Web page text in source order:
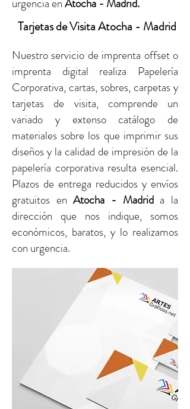
urgencia enAtocha - Madrid.
Tarjetas de Visita Atocha - Madrid
Nuestro servicio de imprenta offset o
imprenta digital realiza Papelería
Corporativa, cartas, sobres, carpetas y
tarjetas de visita, comprende un
variado y extenso catálogo de
materiales sobre los que imprimir sus
diseños y la calidad de impresión de la
papelería corporativa resulta esencial.
Plazos de entrega reducidos y envíos
gratuitos enAtocha - Madrida la
dirección que nos indique, somos
económicos, baratos, y lo realizamos
con urgencia.